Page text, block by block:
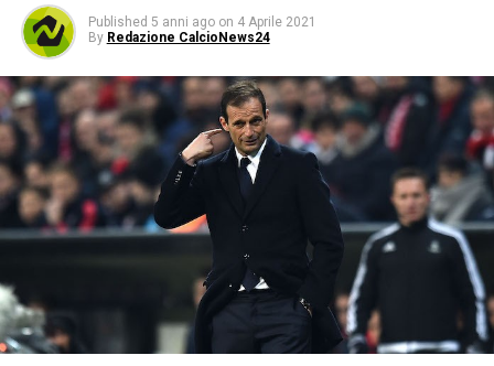
Published 5 anni ago on 4 Aprile 2021
By Redazione CalcioNews24